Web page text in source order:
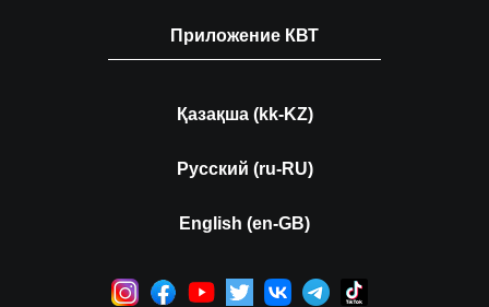
Приложение КВТ
Қазақша (kk-KZ)
Русский (ru-RU)
English (en-GB)